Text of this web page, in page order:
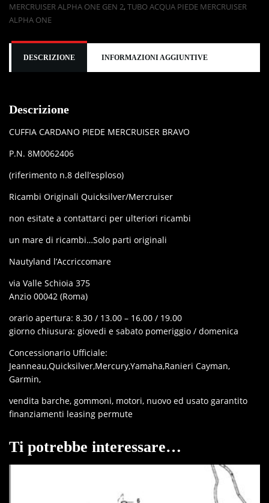
MERCRUISER ALPHA ONE GEN 2,TUBO ACQUA PIEDE MERCRUISER
ALPHA ONE
DESCRIZIONE INFORMAZIONI AGGIUNTIVE
Descrizione
CUFFIA CARDANO PIEDE MERCRUISER BRAVO
P.N. 8M0062406
(riferimento n.8 dell’esploso)
Ricambi Originali Quicksilver/Mercruiser
non esitate a contattarci per ulteriori ricambi
un mare di ricambi…Solo parti originali
Nautyland l’Accriccomare
via Valle Schioia 375
Anzio 00042 (Roma)
orario apertura: 8.30 / 13.00 – 16.00 / 19.00
giorno chiusura: giovedi e sabato pomeriggio / domenica
Concessionario Ufficiale:
Jeanneau,Quicksilver,Mercury,Yamaha,Ranieri Cayman,
Garmin,
vendita barche, gommoni, motori, nuovo ed usato garantito
finanziamenti leasing permute
Ti potrebbe interessare…